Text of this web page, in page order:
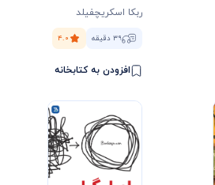
ربکا اسکریچفیلد
۳۹ دقیقه ۴.۰
افزودن به کتابخانه